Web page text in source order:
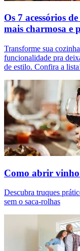
Os 7 acessórios
mais charmosa e
Transforme sua
funcionalidade pra
de estilo. Confira a
Como abrir vinho
Descubra truques
sem o saca-rolhas